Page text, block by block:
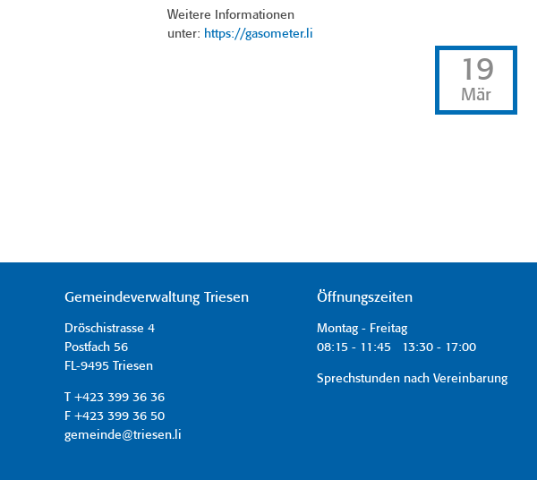
Weitere Informationen
unter: https://gasometer.li
19
Mär
Gemeindeverwaltung Triesen
Dröschistrasse 4
Postfach 56
FL-9495 Triesen
T +423 399 36 36
F +423 399 36 50
gemeinde@triesen.li
Öffnungszeiten
Montag - Freitag
08:15 - 11:45 13:30 - 17:00
Sprechstunden nach Vereinbarung